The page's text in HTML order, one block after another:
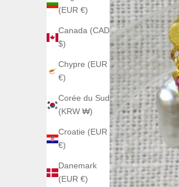
(EUR €)
Canada (CAD
$)
Chypre (EUR
€)
Corée du Sud
(KRW ₩)
Croatie (EUR
€)
Danemark
(EUR €)